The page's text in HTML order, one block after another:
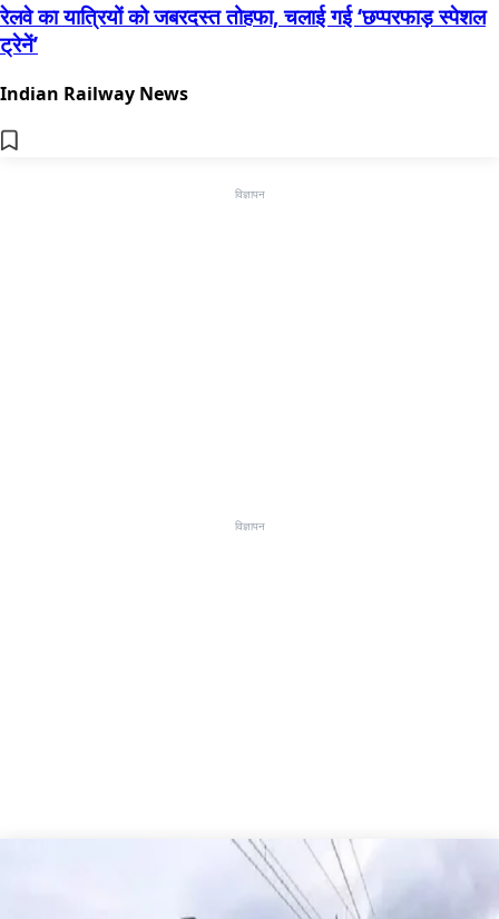
रेलवे का यात्रियों को जबरदस्त तोहफा, चलाई गई ‘छप्परफाड़ स्पेशल
ट्रेनें’
Indian Railway News
विज्ञापन
विज्ञापन